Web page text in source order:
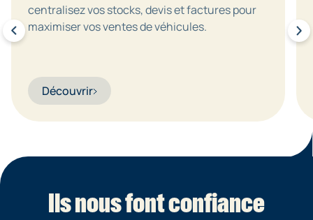
centralisez vos stocks, devis et factures pour
maximiser vos ventes de véhicules.
Découvrir
Ils nous font confiance